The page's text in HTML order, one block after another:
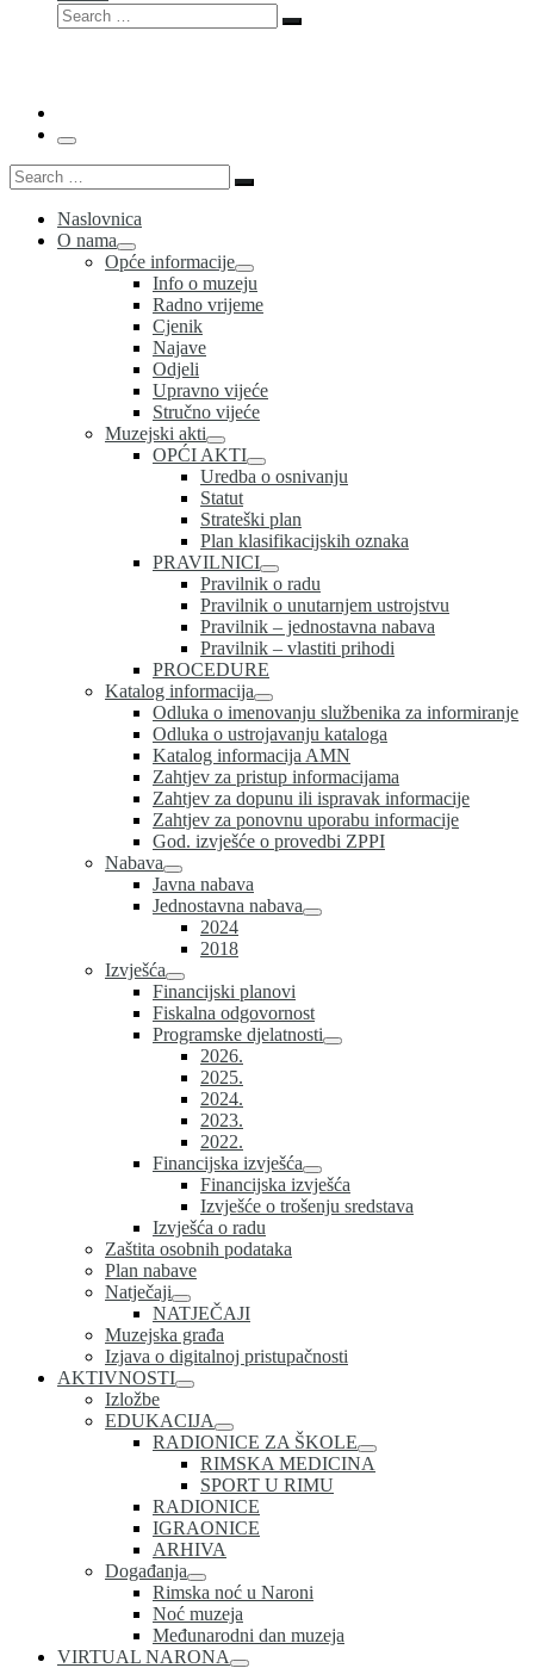
Search
Search
Menu
Search
Search
Naslovnica
O nama
Opće informacije
Info o muzeju
Radno vrijeme
Cjenik
Najave
Odjeli
Upravno vijeće
Stručno vijeće
Muzejski akti
OPĆI AKTI
Uredba o osnivanju
Statut
Strateški plan
Plan klasifikacijskih oznaka
PRAVILNICI
Pravilnik o radu
Pravilnik o unutarnjem ustrojstvu
Pravilnik – jednostavna nabava
Pravilnik – vlastiti prihodi
PROCEDURE
Katalog informacija
Odluka o imenovanju službenika za informiranje
Odluka o ustrojavanju kataloga
Katalog informacija AMN
Zahtjev za pristup informacijama
Zahtjev za dopunu ili ispravak informacije
Zahtjev za ponovnu uporabu informacije
God. izvješće o provedbi ZPPI
Nabava
Javna nabava
Jednostavna nabava
2024
2018
Izvješća
Financijski planovi
Fiskalna odgovornost
Programske djelatnosti
2026.
2025.
2024.
2023.
2022.
Financijska izvješća
Financijska izvješća
Izvješće o trošenju sredstava
Izvješća o radu
Zaštita osobnih podataka
Plan nabave
Natječaji
NATJEČAJI
Muzejska građa
Izjava o digitalnoj pristupačnosti
AKTIVNOSTI
Izložbe
EDUKACIJA
RADIONICE ZA ŠKOLE
RIMSKA MEDICINA
SPORT U RIMU
RADIONICE
IGRAONICE
ARHIVA
Događanja
Rimska noć u Naroni
Noć muzeja
Međunarodni dan muzeja
VIRTUAL NARONA